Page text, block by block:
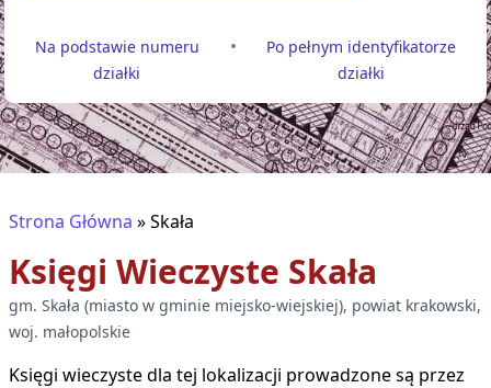
Na podstawie numeru
działki
•
Po pełnym identyfikatorze
działki
Strona Główna »Skała
Księgi Wieczyste Skała
gm. Skała (miasto w gminie miejsko-wiejskiej), powiat krakowski,
woj. małopolskie
Księgi wieczyste dla tej lokalizacji prowadzone są przez